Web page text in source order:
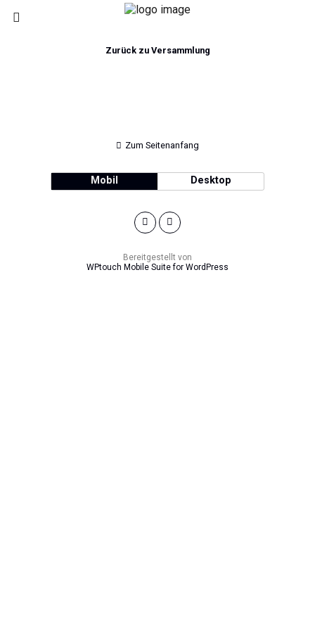
Zurück zu Versammlung
Zum Seitenanfang
Mobil Desktop
Bereitgestellt von
WPtouch Mobile Suite for WordPress